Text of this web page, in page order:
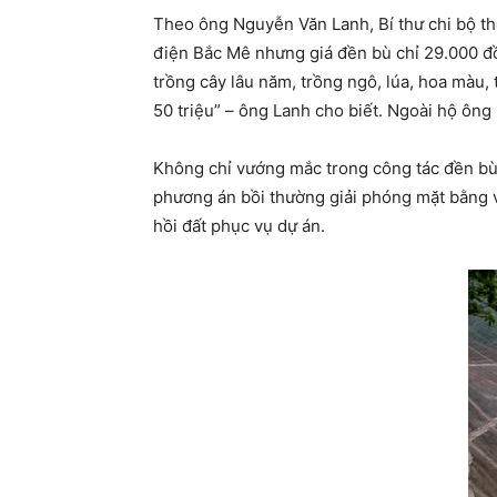
Theo ông Nguyễn Văn Lanh, Bí thư chi bộ
điện Bắc Mê nhưng giá đền bù chỉ 29.000
trồng cây lâu năm, trồng ngô, lúa, hoa
50 triệu” – ông Lanh cho biết. Ngoài hộ
Không chỉ vướng mắc trong công tác đền
phương án bồi thường giải phóng mặt
hồi đất phục vụ dự án.